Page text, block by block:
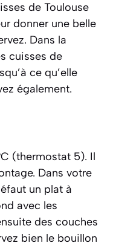
de Toulouse
donner une belle
Dans la
cuisses de
ce qu’elle
également.
(thermostat 5). Il
Dans votre
un plat à
avec les
des couches
bien le bouillon